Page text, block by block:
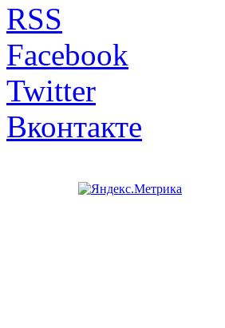
RSS
Facebook
Twitter
Вконтакте